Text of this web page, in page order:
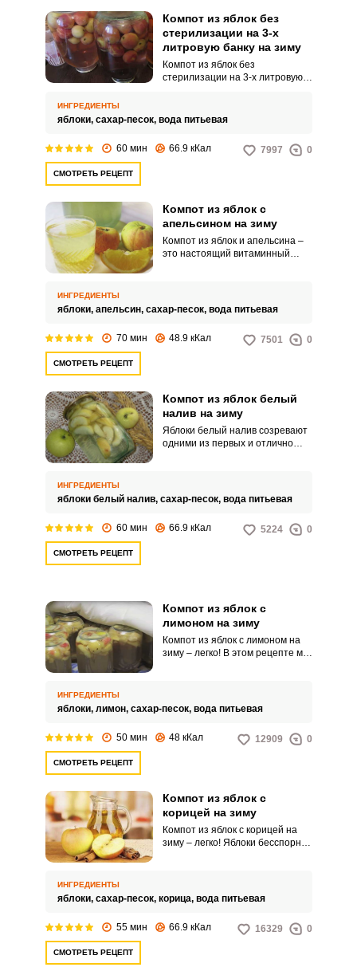
Компот из яблок без
стерилизации на 3-х
литровую банку на зиму
Компот из яблок без
стерилизации на 3-х литровую
фруктами можно приступать к
простой и востребованный вид
закаток – это компоты.
ИНГРЕДИЕНТЫ
яблоки, сахар-песок, вода питьевая
60 мин 66.9 кКал 7997 0
СМОТРЕТЬ РЕЦЕПТ
Компот из яблок с
апельсином на зиму
Компот из яблок и апельсина –
это настоящий витаминный
полезных микроэлементах. А
закатать его на зиму не
ИНГРЕДИЕНТЫ
яблоки, апельсин, сахар-песок, вода питьевая
70 мин 48.9 кКал 7501 0
СМОТРЕТЬ РЕЦЕПТ
Компот из яблок белый
налив на зиму
Яблоки белый налив созревают
одними из первых и отлично
лучше использовать плотные
плоды, чтобы после
разваливались.
ИНГРЕДИЕНТЫ
яблоки белый налив, сахар-песок, вода питьевая
60 мин 66.9 кКал 5224 0
СМОТРЕТЬ РЕЦЕПТ
Компот из яблок с
лимоном на зиму
Компот из яблок с лимоном на
зиму – легко! В этом рецепте мы
очищенная вода, немного яблок
и лимон.
ИНГРЕДИЕНТЫ
яблоки, лимон, сахар-песок, вода питьевая
50 мин 48 кКал 12909 0
СМОТРЕТЬ РЕЦЕПТ
Компот из яблок с
корицей на зиму
Компот из яблок с корицей на
зиму – легко! Яблоки бесспорно
делают конфитюры и пастилу,
закатывают ароматные
изюминку обычным домашним
ИНГРЕДИЕНТЫ
яблоки, сахар-песок, корица, вода питьевая
55 мин 66.9 кКал 16329 0
СМОТРЕТЬ РЕЦЕПТ